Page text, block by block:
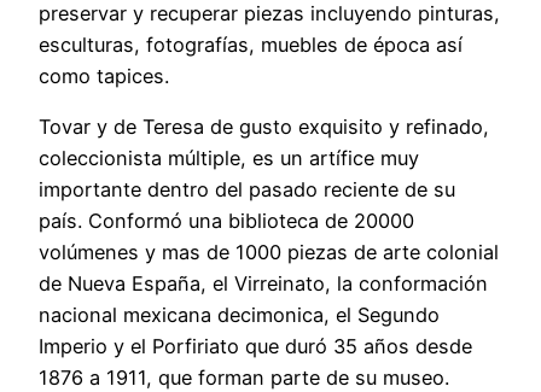
preservar y recuperar piezas incluyendo pinturas,
esculturas, fotografías, muebles de época así
como tapices.
Tovar y de Teresa de gusto exquisito y refinado,
coleccionista múltiple, es un artífice muy
importante dentro del pasado reciente de su
país. Conformó una biblioteca de 20000
volúmenes y mas de 1000 piezas de arte colonial
de Nueva España, el Virreinato, la conformación
nacional mexicana decimonica, el Segundo
Imperio y el Porfiriato que duró 35 años desde
1876 a 1911, que forman parte de su museo.